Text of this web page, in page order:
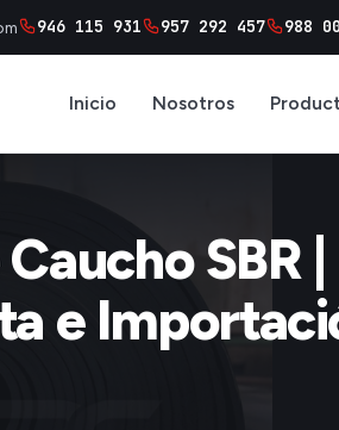
946 115 931 957 292 457 988
Inicio Nosotros
SBR |
e